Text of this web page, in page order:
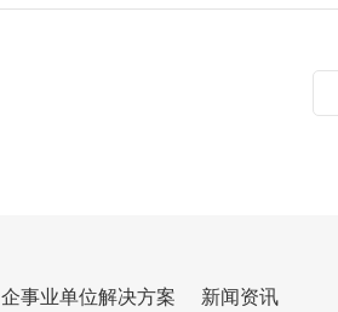
企事业单位解决方案
新闻资讯